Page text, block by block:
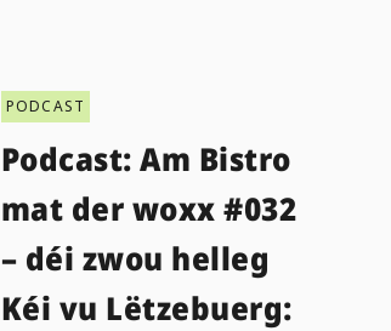
PODCAST
Podcast: Am Bistro
mat der woxx #032
– déi zwou helleg
Kéi vu Lëtzebuerg: